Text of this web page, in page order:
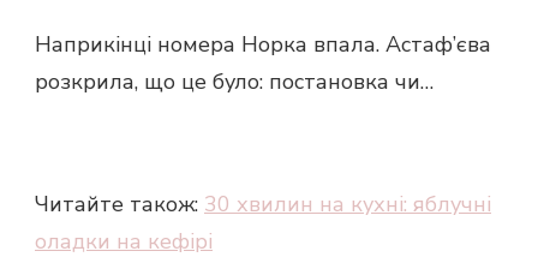
Наприкінці номера Норка впала. Астаф’єва
розкрила, що це було: постановка чи…
Читайте також: 30 хвилин на кухні: яблучні
оладки на кефірі